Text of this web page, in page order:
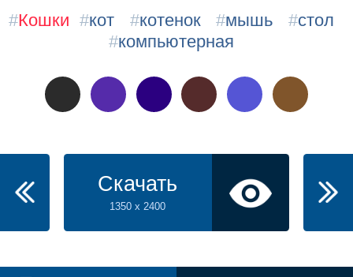
#Кошки #кот #котенок #мышь #стол
#компьютерная
Скачать
1350 x 2400